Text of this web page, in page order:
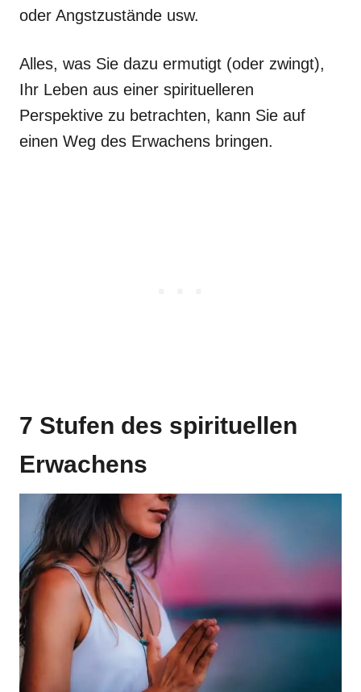
oder Angstzustände usw.
Alles, was Sie dazu ermutigt (oder zwingt),
Ihr Leben aus einer spirituelleren
Perspektive zu betrachten, kann Sie auf
einen Weg des Erwachens bringen.
7 Stufen des spirituellen
Erwachens